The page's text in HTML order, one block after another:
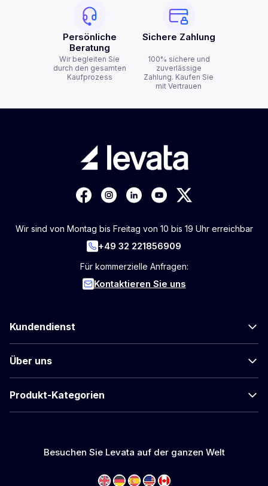
Persönliche
Beratung
Wir begleiten Sie
durch den gesamten
Kaufprozess
Sichere Zahlung
100% sichere und
zuverlässige
Zahlung. Kaufen Sie
mit Vertrauen
Wir sind von Montag bis Freitag von 10 bis 19 Uhr erreichbar
+49 32 221856909
Für kommerzielle Anfragen:
Kontaktieren Sie uns
Kundendienst
Über uns
Produkt-Kategorien
Besuchen Sie Levata auf der ganzen Welt